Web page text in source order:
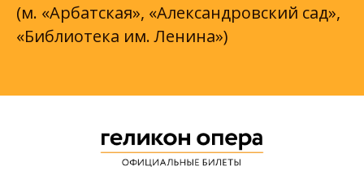
(м. «Арбатская», «Александровский сад»,
«Библиотека им. Ленина»)